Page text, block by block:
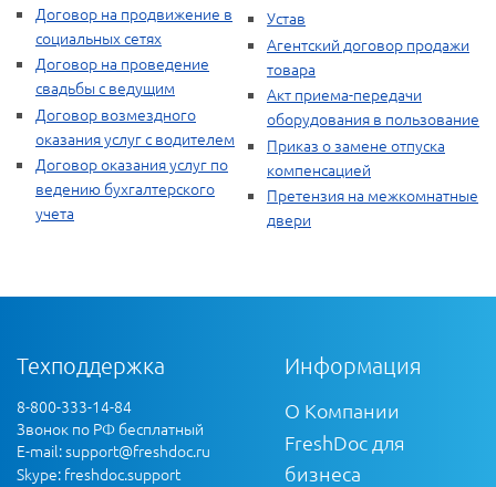
Договор на продвижение в
социальных сетях
Договор на проведение
свадьбы с ведущим
Договор возмездного
оказания услуг с водителем
Договор оказания услуг по
ведению бухгалтерского
учета
Устав
Агентский договор продажи
товара
Акт приема-передачи
оборудования в пользование
Приказ о замене отпуска
компенсацией
Претензия на межкомнатные
двери
Техподдержка
8-800-333-14-84
Звонок по РФ бесплатный
E-mail:support@freshdoc.ru
Skype: freshdoc.support
Информация
О Компании
FreshDoc для
бизнеса